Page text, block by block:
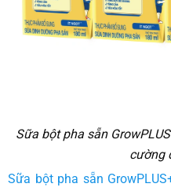
Sữa bột pha sẵn
cường
Sữa bột pha sẵn